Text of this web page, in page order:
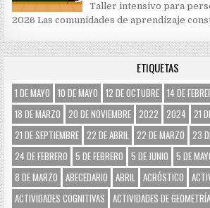
Taller intensivo para
2026 Las comunidades de aprendizaje
ETIQUETAS
1 DE MAYO 10 DE MAYO 12 DE OCTUBRE 14 DE
18 DE MARZO
20 DE NOVIEMBRE 2022 2024
21
21 DE SEPTIEMBRE 22 DE ABRIL 22 DE MARZO 23
24 DE FEBRERO
5 DE FEBRERO 5 DE JUNIO 5 DE
8 DE MARZO
ABECEDARIO ABRIL ACRÓSTICO
ACTIVIDADES COGNITIVAS
ACTIVIDADES DE GEOMETRÍA